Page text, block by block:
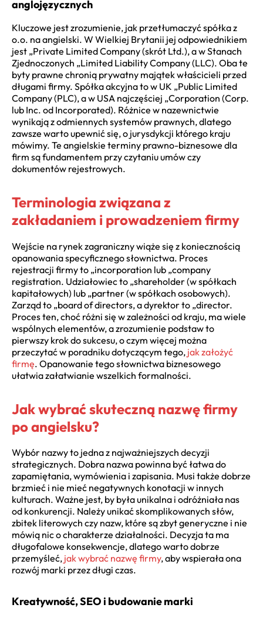
anglojęzycznych
Kluczowe jest zrozumienie, jak przetłumaczyć spółka z
o.o. na angielski. W Wielkiej Brytanii jej odpowiednikiem
jest „Private Limited Company (skrót Ltd.), a w Stanach
Zjednoczonych „Limited Liability Company (LLC). Oba te
byty prawne chronią prywatny majątek właścicieli przed
długami firmy. Spółka akcyjna to w UK „Public Limited
Company (PLC), a w USA najczęściej „Corporation (Corp.
lub Inc. od Incorporated). Różnice w nazewnictwie
wynikają z odmiennych systemów prawnych, dlatego
zawsze warto upewnić się, o jurysdykcji którego kraju
mówimy. Te angielskie terminy prawno-biznesowe dla
firm są fundamentem przy czytaniu umów czy
dokumentów rejestrowych.
Terminologia związana z
zakładaniem i prowadzeniem firmy
Wejście na rynek zagraniczny wiąże się z koniecznością
opanowania specyficznego słownictwa. Proces
rejestracji firmy to „incorporation lub „company
registration. Udziałowiec to „shareholder (w spółkach
kapitałowych) lub „partner (w spółkach osobowych).
Zarząd to „board of directors, a dyrektor to „director.
Proces ten, choć różni się w zależności od kraju, ma wiele
wspólnych elementów, a zrozumienie podstaw to
pierwszy krok do sukcesu, o czym więcej można
przeczytać w poradniku dotyczącym tego, jak założyć
firmę. Opanowanie tego słownictwa biznesowego
ułatwia załatwianie wszelkich formalności.
Jak wybrać skuteczną nazwę firmy
po angielsku?
Wybór nazwy to jedna z najważniejszych decyzji
strategicznych. Dobra nazwa powinna być łatwa do
zapamiętania, wymówienia i zapisania. Musi także dobrze
brzmieć i nie mieć negatywnych konotacji w innych
kulturach. Ważne jest, by była unikalna i odróżniała nas
od konkurencji. Należy unikać skomplikowanych słów,
zbitek literowych czy nazw, które są zbyt generyczne i nie
mówią nic o charakterze działalności. Decyzja ta ma
długofalowe konsekwencje, dlatego warto dobrze
przemyśleć, jak wybrać nazwę firmy, aby wspierała ona
rozwój marki przez długi czas.
Kreatywność, SEO i budowanie marki